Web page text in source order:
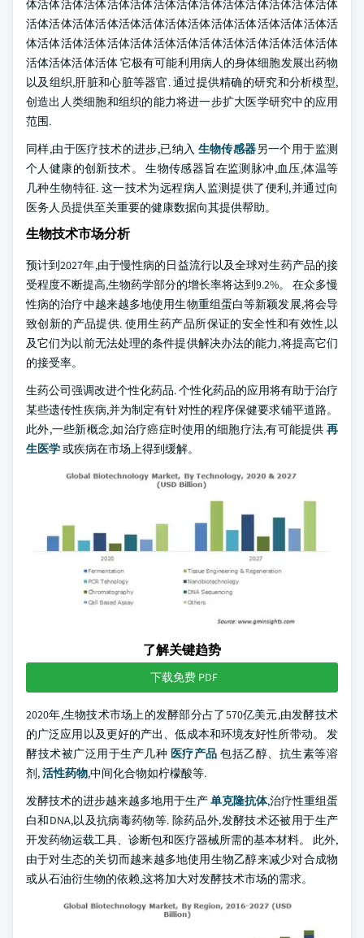
体活体活体活体活体活体活体活体活体活体活体活体活体活体
活体活体活体活体活体活体活体活体活体活体活体活体活体活
体活体活体活体活体活体活体活体活体活体活体活体活体活体
活体活体活体活体 它极有可能利用病人的身体细胞发展出药物
以及组织,肝脏和心脏等器官. 通过提供精确的研究和分析模型,
创造出人类细胞和组织的能力将进一步扩大医学研究中的应用
范围.
同样,由于医疗技术的进步,已纳入 生物传感器另一个用于监测
个人健康的创新技术。 生物传感器旨在监测脉冲,血压,体温等
几种生物特征. 这一技术为远程病人监测提供了便利,并通过向
医务人员提供至关重要的健康数据向其提供帮助。
生物技术市场分析
预计到2027年,由于慢性病的日益流行以及全球对生药产品的接
受程度不断提高,生物药学部分的增长率将达到9.2%。 在众多慢
性病的治疗中越来越多地使用生物重组蛋白等新颖发展,将会导
致创新的产品提供. 使用生药产品所保证的安全性和有效性,以
及它们为以前无法处理的条件提供解决办法的能力,将提高它们
的接受率。
生药公司强调改进个性化药品. 个性化药品的应用将有助于治疗
某些遗传性疾病,并为制定有针对性的程序保健要求铺平道路。
此外,一些新概念,如治疗癌症时使用的细胞疗法,有可能提供 再
生医学或疾病在市场上得到缓解。
了解关键趋势
下载免费 PDF
2020年,生物技术市场上的发酵部分占了570亿美元,由发酵技术
的广泛应用以及更好的产出、低成本和环境友好性所带动。 发
酵技术被广泛用于生产几种 医疗产品 包括乙醇、抗生素等溶
剂,活性药物,中间化合物如柠檬酸等.
发酵技术的进步越来越多地用于生产单克隆抗体,治疗性重组蛋
白和DNA,以及抗病毒药物等. 除药品外,发酵技术还被用于生产
开发药物运载工具、诊断包和医疗器械所需的基本材料。 此外,
由于对生态的关切而越来越多地使用生物乙醇来减少对合成物
或从石油衍生物的依赖,这将加大对发酵技术市场的需求。